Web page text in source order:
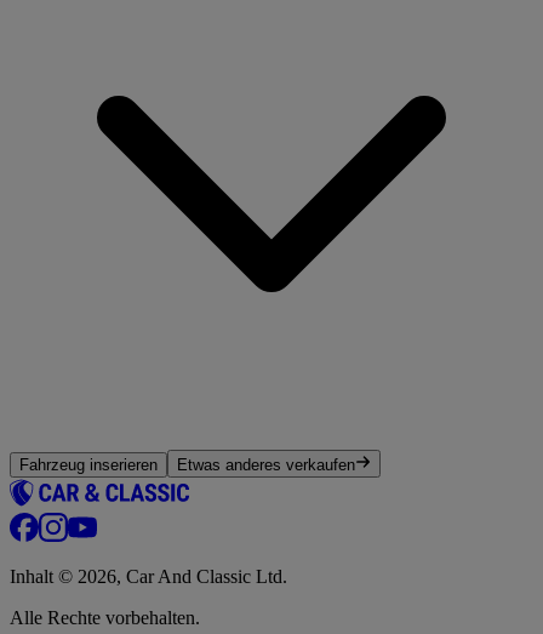
Fahrzeug inserieren Etwas anderes verkaufen
Inhalt © 2026, Car And Classic Ltd.
Alle Rechte vorbehalten.